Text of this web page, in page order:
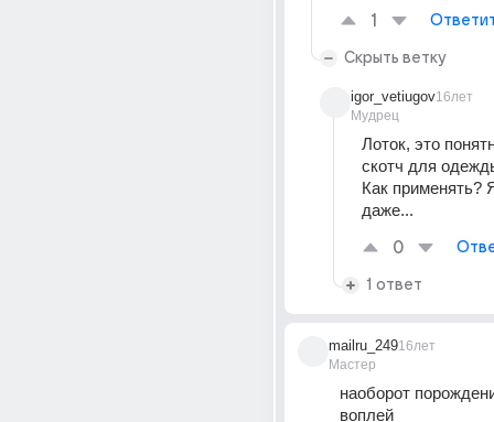
1
Скрыть ветку
igor_vetiugov
Мудрец
16лет
Лоток, это
скотч для
Как
даже...
0
1 ответ
mailru_249
Мастер
16лет
наоборот
воплей